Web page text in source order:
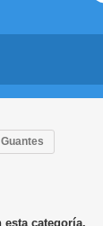
Guantes
esta categoría.